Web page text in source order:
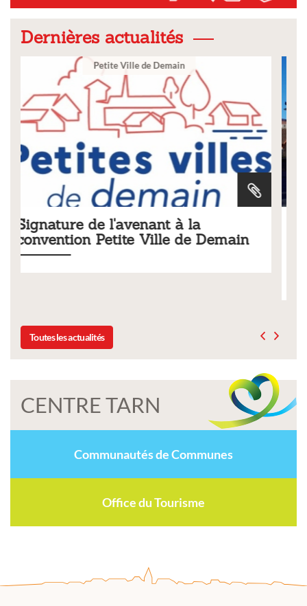
Dernières actualités
Tarifs 2026 des services
municipaux
Toutes les actualités
CENTRE TARN
Communautés de Communes
Office du Tourisme